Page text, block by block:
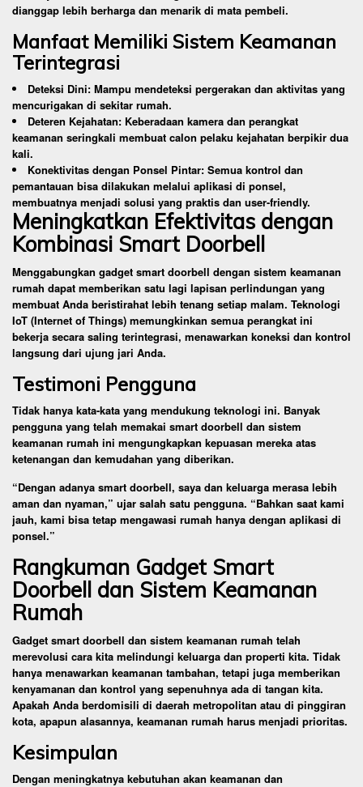
dianggap lebih berharga dan menarik di mata pembeli.
Manfaat Memiliki Sistem Keamanan
Terintegrasi
Deteksi Dini: Mampu mendeteksi pergerakan dan aktivitas yang
mencurigakan di sekitar rumah.
Deteren Kejahatan: Keberadaan kamera dan perangkat
keamanan seringkali membuat calon pelaku kejahatan berpikir dua
kali.
Konektivitas dengan Ponsel Pintar: Semua kontrol dan
pemantauan bisa dilakukan melalui aplikasi di ponsel,
membuatnya menjadi solusi yang praktis dan user-friendly.
Meningkatkan Efektivitas dengan
Kombinasi Smart Doorbell
Menggabungkan gadget smart doorbell dengan sistem keamanan
rumah dapat memberikan satu lagi lapisan perlindungan yang
membuat Anda beristirahat lebih tenang setiap malam. Teknologi
IoT (Internet of Things) memungkinkan semua perangkat ini
bekerja secara saling terintegrasi, menawarkan koneksi dan kontrol
langsung dari ujung jari Anda.
Testimoni Pengguna
Tidak hanya kata-kata yang mendukung teknologi ini. Banyak
pengguna yang telah memakai smart doorbell dan sistem
keamanan rumah ini mengungkapkan kepuasan mereka atas
ketenangan dan kemudahan yang diberikan.
“Dengan adanya smart doorbell, saya dan keluarga merasa lebih
aman dan nyaman,” ujar salah satu pengguna. “Bahkan saat kami
jauh, kami bisa tetap mengawasi rumah hanya dengan aplikasi di
ponsel.”
Rangkuman Gadget Smart
Doorbell dan Sistem Keamanan
Rumah
Gadget smart doorbell dan sistem keamanan rumah telah
merevolusi cara kita melindungi keluarga dan properti kita. Tidak
hanya menawarkan keamanan tambahan, tetapi juga memberikan
kenyamanan dan kontrol yang sepenuhnya ada di tangan kita.
Apakah Anda berdomisili di daerah metropolitan atau di pinggiran
kota, apapun alasannya, keamanan rumah harus menjadi prioritas.
Kesimpulan
Dengan meningkatnya kebutuhan akan keamanan dan